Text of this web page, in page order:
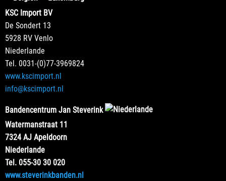
KSC Import BV
De Sondert 13
5928 RV Venlo
Niederlande
Tel. 0031-(0)77-3969824
www.kscimport.nl
info@kscimport.nl
Bandencentrum Jan Steverink
Watermanstraat 11
7324 AJ Apeldoorn
Niederlande
Tel. 055-30 30 020
www.steverinkbanden.nl